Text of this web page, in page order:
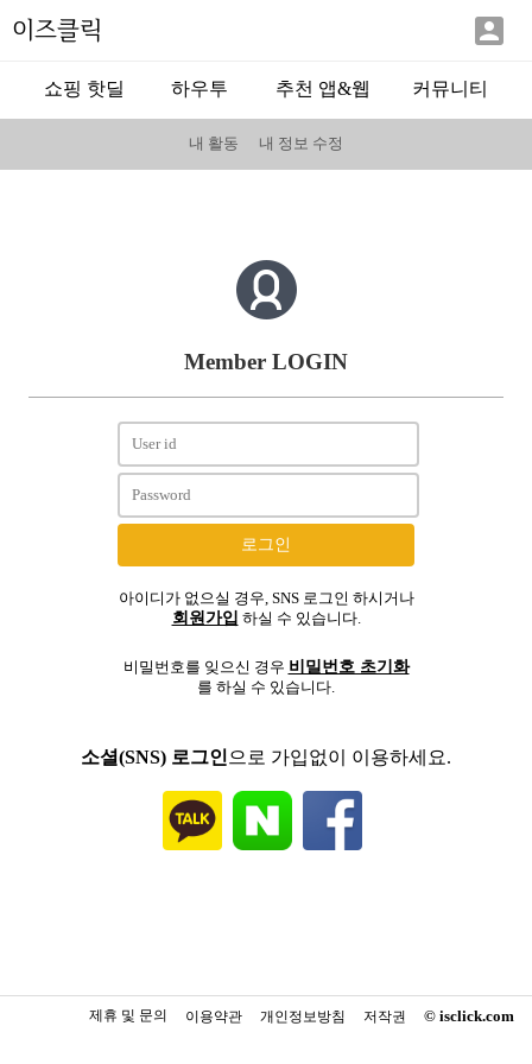
이즈클릭 
쇼핑 핫딜 하우투 추천 앱&웹 커뮤니티
내 활동 내 정보 수정
Member LOGIN
아이디가 없으실 경우, SNS 로그인 하시거나
회원가입 하실 수 있습니다.
비밀번호를 잊으신 경우 비밀번호 초기화
를 하실 수 있습니다.
소셜(SNS) 로그인 으로 가입없이 이용하세요.
© isclick.com
저작권
개인정보방침
이용약관
제휴 및 문의